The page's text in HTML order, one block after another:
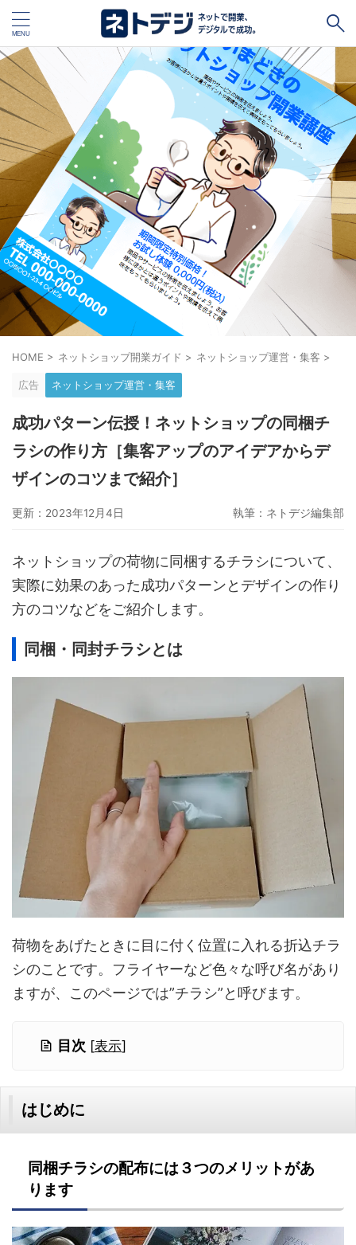
タグ
キャッシュレス Square BASE STORES
ネットショップ開設１vs１ 無料ネットショップ
予約管理システム Shopify Air ビジネスツールズ
ペライチ キャッシュレス決済端末１vs１ ジンドゥー
POSレジ スマレジ カラーミーショップ
楽天ペイ stera pack WordPress
ハンドメイド販売 ホームページ作成サービス１vs１
グーペ デジタルコンテンツ販売
イージーマイショップ ネットショップ開業準備
HOME > ネットショップ開業ガイド > ネットショップ運営・集客 >
広告 ネットショップ運営・集客
成功パターン伝授！ネットショップの同梱チ
ラシの作り方［集客アップのアイデアからデ
ザインのコツまで紹介］
更新：2023年12月4日 執筆： ネトデジ編集部
ネットショップの荷物に同梱するチラシについて、
実際に効果のあった成功パターンとデザインの作り
方のコツなどをご紹介します。
同梱・同封チラシとは
荷物をあげたときに目に付く位置に入れる折込チラ
シのことです。フライヤーなど色々な呼び名があり
ますが、このページでは”チラシ”と呼びます。
目次 [表示]
はじめに
同梱チラシの配布には３つのメリットがあ
ります